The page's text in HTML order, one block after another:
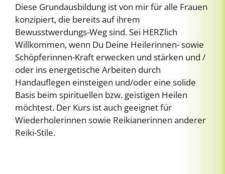
Diese Grundausbildung ist von mir für alle Frauen
konzipiert, die bereits auf ihrem
Bewusstwerdungs-Weg sind.Sei HERZlich
Willkommen, wenn Du Deine Heilerinnen- sowie
Schöpferinnen-Kraft erwecken und stärken und /
oder ins energetische Arbeiten durch
Handauflegen einsteigen und/oder eine solide
Basis beim spirituellen bzw. geistigen Heilen
möchtest. Der Kurs ist auch geeignet für
Wiederholerinnen sowie Reikianerinnen anderer
Reiki-Stile.